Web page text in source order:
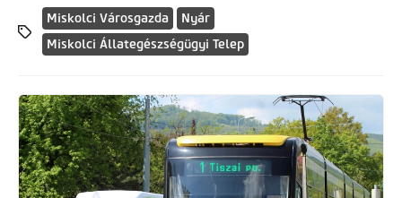
Miskolci Városgazda
Nyár
Miskolci Állategészségügyi Telep